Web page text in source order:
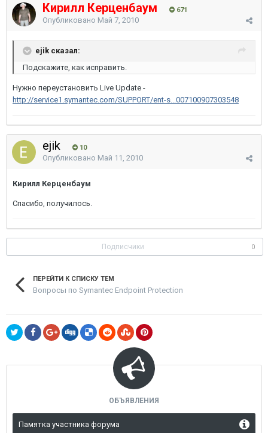
Кирилл Керценбаум 671
Опубликовано Май 7, 2010
ejik сказал:
Подскажите, как исправить.
Нужно переустановить Live Update -
http://service1.symantec.com/SUPPORT/ent-s...007100907303548
ejik 10
Опубликовано Май 11, 2010
Кирилл Керценбаум
Спасибо, получилось.
Подписчики 0
ПЕРЕЙТИ К СПИСКУ ТЕМ
Вопросы по Symantec Endpoint Protection
ОБЪЯВЛЕНИЯ
Памятка участника форума